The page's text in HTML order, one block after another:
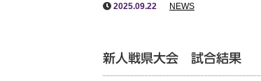
2025.09.22 NEWS
新人戦県大会 試合結果